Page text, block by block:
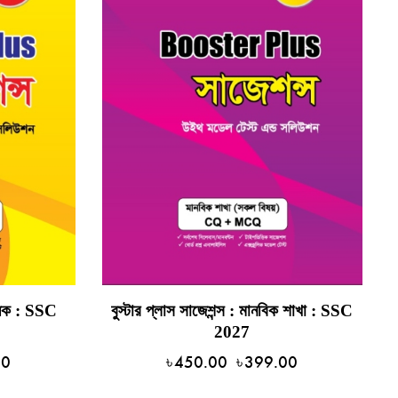
: SSC
বুস্টার প্লাস সাজেশন্স : মানবিক শাখা : SSC
2027
৳450.00 ৳399.00